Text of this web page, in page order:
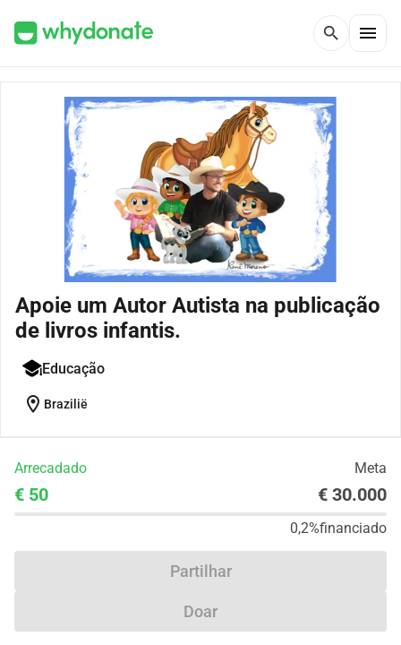
search menu
Apoie um Autor Autista na publicação
de livros infantis.
Educação
location_on Brazilië
Arrecadado Meta
€ 50 € 30.000
0,2%financiado
Partilhar
Doar